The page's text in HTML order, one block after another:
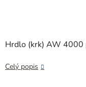
Hrdlo (krk) AW 4000
Celý popis